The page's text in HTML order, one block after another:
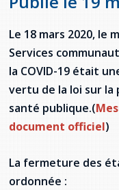
Jeux de la
Forum jeunesse
Festival
Assemblée
Gestes et
Formulaires de
La Charte
Lois
Terre-Neuve-et-
Offres d'emploi
Législation
L'Aide juridique
Labrador
Qu'est-ce que
Répertoire des
française
Règlement Quiz
Continuons en
Activités
Guide du
Annuaire de
Offres Actives
Santé mentale
Travailler en
Ma langue, c'est
Carte des
2SLGBTQIA+
Le 18 mars 2020, le
Services
la COVID-19 était
vertu de la loi sur
santé publique.(
document officiel)
La fermeture des
ordonnée :